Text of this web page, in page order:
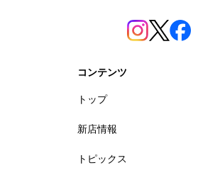
コンテンツ
トップ
新店情報
トピックス